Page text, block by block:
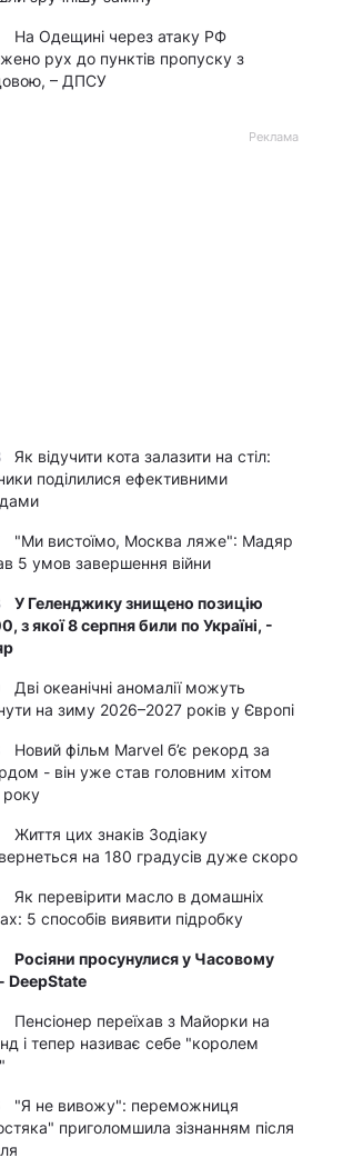
На Одещині через атаку РФ
рух до пунктів пропуску з
– ДПСУ
Реклама
Як відучити кота залазити на стіл:
поділилися ефективними
"Ми вистоїмо, Москва ляже": Мадяр
5 умов завершення війни
У Геленджику знищено позицію
з якої 8 серпня били по Україні, -
Дві океанічні аномалії можуть
на зиму 2026–2027 років у Європі
Новий фільм Marvel б’є рекорд за
- він уже став головним хітом
Життя цих знаків Зодіаку
на 180 градусів дуже скоро
Як перевірити масло в домашніх
5 способів виявити підробку
Росіяни просунулися у Часовому
DeepState
Пенсіонер переїхав з Майорки на
і тепер називає себе "королем
"Я не вивожу": переможниця
приголомшила зізнанням після